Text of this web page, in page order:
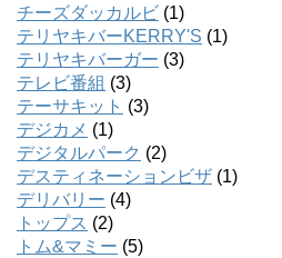
チーズダッカルビ (1)
テリヤキバーKERRY'S (1)
テリヤキバーガー (3)
テレビ番組 (3)
テーサキット (3)
デジカメ (1)
デジタルパーク (2)
デスティネーションビザ (1)
デリバリー (4)
トップス (2)
トム&マミー (5)